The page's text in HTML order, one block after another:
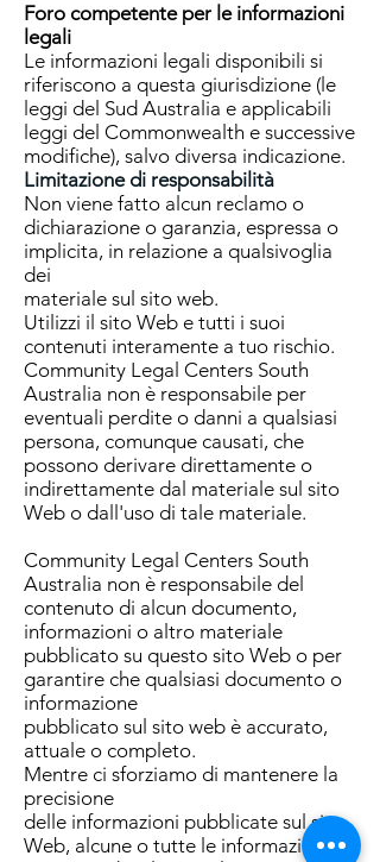
Foro competente per le informazioni
legali
Le informazioni legali disponibili si
riferiscono a questa giurisdizione (le
leggi del Sud Australia e applicabili
leggi del Commonwealth e successive
modifiche), salvo diversa indicazione.
Limitazione di responsabilità
Non viene fatto alcun reclamo o
dichiarazione o garanzia, espressa o
implicita, in relazione a qualsivoglia
dei
materiale sul sito web.
Utilizzi il sito Web e tutti i suoi
contenuti interamente a tuo rischio.
Community Legal Centers South
Australia non è responsabile per
eventuali perdite o danni a qualsiasi
persona, comunque causati, che
possono derivare direttamente o
indirettamente dal materiale sul sito
Web o dall'uso di tale materiale.
Community Legal Centers South
Australia non è responsabile del
contenuto di alcun documento,
informazioni o altro materiale
pubblicato su questo sito Web o per
garantire che qualsiasi documento o
informazione
pubblicato sul sito web è accurato,
attuale o completo.
Mentre ci sforziamo di mantenere la
precisione
delle informazioni pubblicate sul sito
Web, alcune o tutte le informazioni